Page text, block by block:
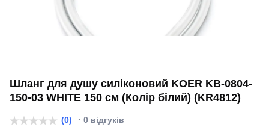
Шланг для душу силіконовий KOER KB-0804-
150-03 WHITE 150 см (Колір білий) (KR4812)
(0) · 0 відгуків